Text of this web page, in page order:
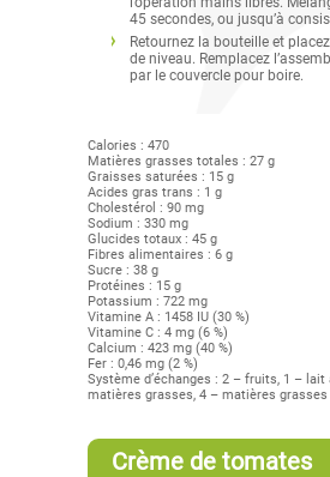
45 secondes, ou jusqu’à
Retournez la bouteille et
de niveau. Remplacez
par le couvercle pour boire.
Calories : 470
Matières grasses totales : 27 g
Graisses saturées : 15 g
Acides gras trans : 1 g
Cholestérol : 90 mg
Sodium : 330 mg
Glucides totaux : 45 g
Fibres alimentaires : 6 g
Sucre : 38 g
Protéines : 15 g
Potassium : 722 mg
Vitamine A : 1458 IU (30 %)
Vitamine C : 4 mg (6 %)
Calcium : 423 mg (40 %)
Fer : 0,46 mg (2 %)
Système d’échanges : 2 – fruits, 1 –
matières grasses, 4 – matières grasses
Crème de tomates